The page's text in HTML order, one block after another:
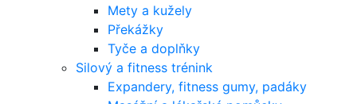
Mety a kužely
Překážky
Tyče a doplňky
Silový a fitness trénink
Expandery, fitness gumy, padáky